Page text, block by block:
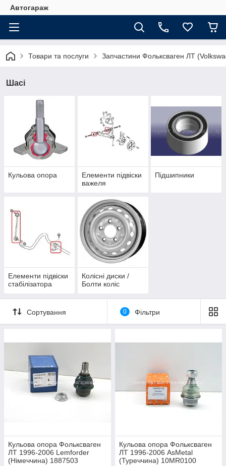
Автогараж
Товари та послуги Запчастини Фольксваген ЛТ
Шасі
Кульова опора
Елементи підвіски
важеля
Підшипники
Елементи підвіски
стабілізатора
Колісні диски /
Болти коліс
Сортування 0 Фільтри
Кульова опора Фольксваген
ЛТ 1996-2006 Lemforder
(Німеччина) 1887503
Кульова опора Фольксваген
ЛТ 1996-2006 AsMetal
(Туреччина) 10MR0100